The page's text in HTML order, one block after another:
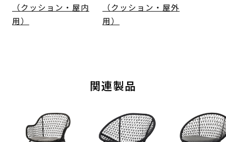
（クッション・屋内
用）
（クッション・屋外
用）
関連製品